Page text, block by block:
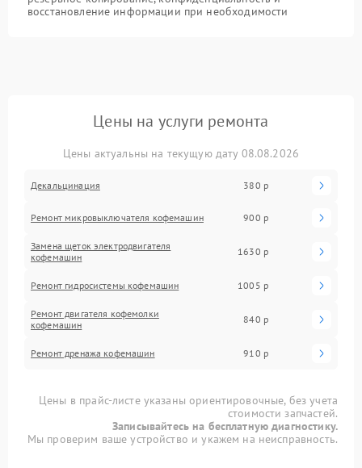
восстановление информации при необходимости
Цены на услуги ремонта
Цены актуальны на текущую дату 08.08.2026
Декальцинация 380 р
Ремонт микровыключателя кофемашин 900 р
Замена щеток электродвигателя
кофемашин
1630 р
Ремонт гидросистемы кофемашин 1005 р
Ремонт двигателя кофемолки
кофемашин
840 р
Ремонт дренажа кофемашин 910 р
Цены в прайс-листе указаны ориентировочные, без учета
стоимости запчастей.
Записывайтесь на бесплатную диагностику.
Мы проверим ваше устройство и укажем на неисправность.